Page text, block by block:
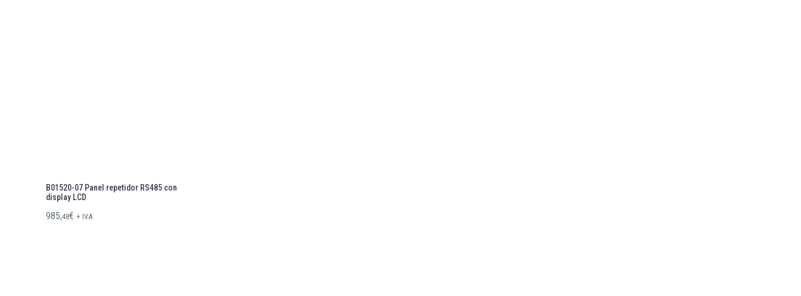
B01520-07 Panel repetidor RS485 con
display LCD
985,48€ + IVA